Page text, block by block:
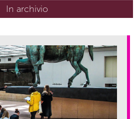
In archivio